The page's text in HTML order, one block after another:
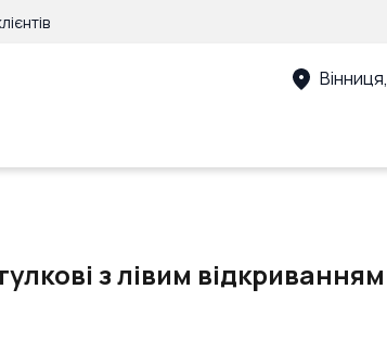
Вінниця,
з лівим відкриванням